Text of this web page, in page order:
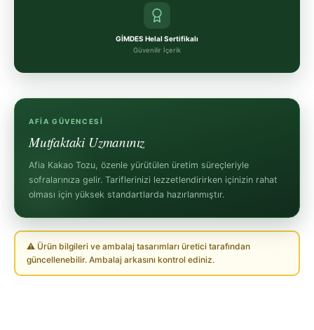
GİMDES Helal Sertifikalı
Güvenilir İçerik
AFIA GÜVENCESI
Mutfaktaki Uzmanınız
Afia Kakao Tozu, özenle yürütülen üretim süreçleriyle
sofralarınıza gelir. Tariflerinizi lezzetlendirirken içinizin rahat
olması için yüksek standartlarda hazırlanmıştır.
⚠ Ürün bilgileri ve ambalaj tasarımları üretici tarafından
güncellenebilir. Ambalaj arkasını kontrol ediniz.